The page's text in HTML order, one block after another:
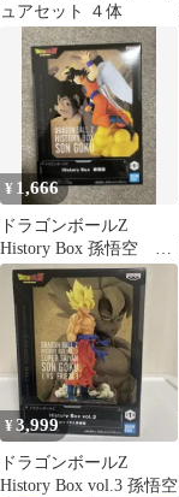
ュアセット ４体
¥ 1,666
ドラゴンボールZ
History Box 孫悟空 フ
ィギュア
¥3,999
ドラゴンボールZ
History Box vol.3 孫悟空